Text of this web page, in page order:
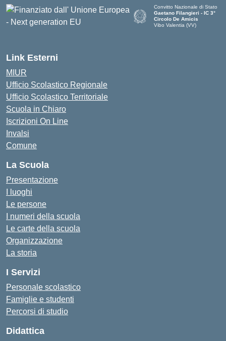
Convitto Nazionale di Stato
Gaetano Filangieri - IC 3°
Circolo De Amicis
Vibo Valentia (VV)
Link Esterni
MIUR
Ufficio Scolastico Regionale
Ufficio Scolastico Territoriale
Scuola in Chiaro
Iscrizioni On Line
Invalsi
Comune
La Scuola
Presentazione
I luoghi
Le persone
I numeri della scuola
Le carte della scuola
Organizzazione
La storia
I Servizi
Personale scolastico
Famiglie e studenti
Percorsi di studio
Didattica